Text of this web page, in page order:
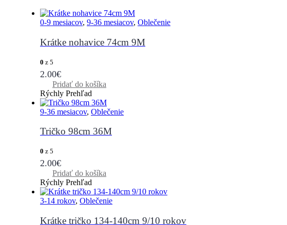
0-9 mesiacov, 9-36 mesiacov, Oblečenie
Krátke nohavice 74cm 9M
0 z 5
2.00€
Pridať do košíka
Rýchly Prehľad
9-36 mesiacov, Oblečenie
Tričko 98cm 36M
0 z 5
2.00€
Pridať do košíka
Rýchly Prehľad
3-14 rokov, Oblečenie
Krátke tričko 134-140cm 9/10 rokov